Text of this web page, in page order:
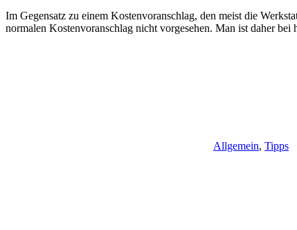
Im Gegensatz zu einem Kostenvoranschlag, den meist die
normalen Kostenvoranschlag nicht vorgesehen. Man ist daher
Allgemein, Tipps